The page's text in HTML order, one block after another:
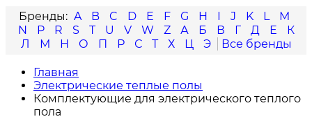
A
B C D E F G H I J K L
M
N
P R S T U V W Z А Б В Г Д Е
К
Л
М Н О П Р С Т Х Ц Э
Главная
Электрические теплые полы
Комплектующие для электрического теплого
пола